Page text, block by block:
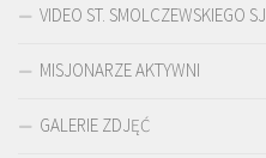
VIDEO ST. SMOLCZEWSKIEGO SJ
MISJONARZE AKTYWNI
GALERIE ZDJĘĆ